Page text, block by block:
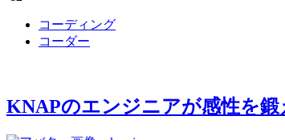
コーディング
コーダー
KNAPのエンジニアが感性を